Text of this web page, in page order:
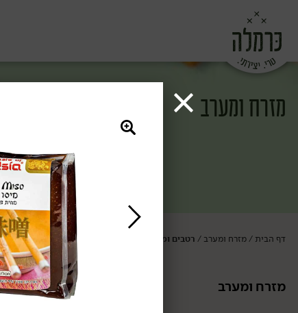
מזרח ומערב
דף הבית /מזרח ומערב / רטבים ומחיות
מזרח ומערב רטבים